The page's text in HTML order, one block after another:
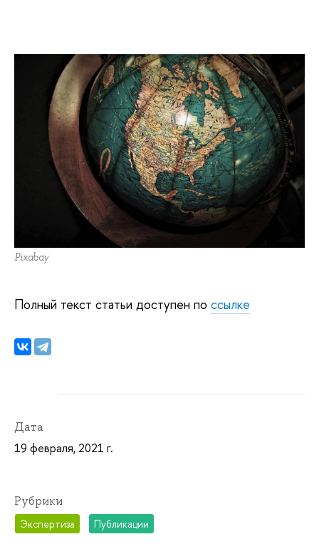
Pixabay
Полный текст статьи доступен по ссылке
Дата
19 февраля, 2021 г.
Рубрики
Экспертиза Публикации